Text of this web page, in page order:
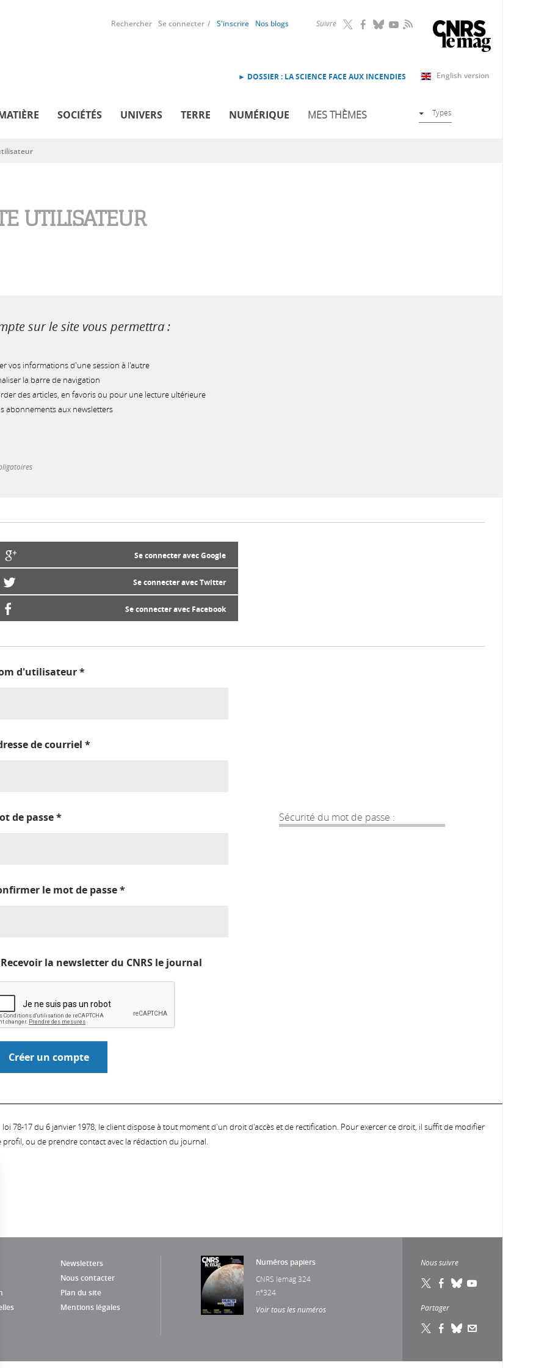
Suivre RSS
Rechercher Se connecter S'inscrire Nos blogs
English version
► DOSSIER : LA SCIENCE FACE AUX INCENDIES
SOCIÉTÉS UNIVERS TERRE NUMÉRIQUE MES THÈMES Types
UTILISATEUR
sur le site vous permettra :
vos informations d'une session à l'autre
la barre de navigation
des articles, en favoris ou pour une lecture ultérieure
abonnements aux newsletters
Se connecter avec Google
Se connecter avec Twitter
Se connecter avec Facebook
d'utilisateur*
de courriel *
Sécurité du mot de passe :
de passe*
le mot de passe*
Recevoir la newsletter du CNRS le journal
78-17 du 6 janvier 1978, le client dispose à tout moment d'un droit d'accès et de rectification. Pour exercer ce droit, il suffit de modifier
ou de prendre contact avec la rédaction du journal.
Newsletters
Nous contacter
Plan du site
Mentions légales
Numéros papiers
CNRS lemag 324
n°324
Voir tous les numéros
Nous suivre
Partager